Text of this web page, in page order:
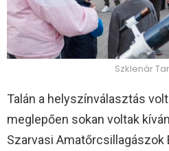
Szklenár
Talán a helyszínválasztás
meglepően sokan voltak
Szarvasi Amatőrcsillagászok